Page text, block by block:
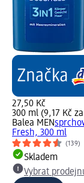
27,50 Kč
300 ml (9,17 Kč
Balea MEN
Fresh, 300 ml
(139)
Skladem
Vybrat